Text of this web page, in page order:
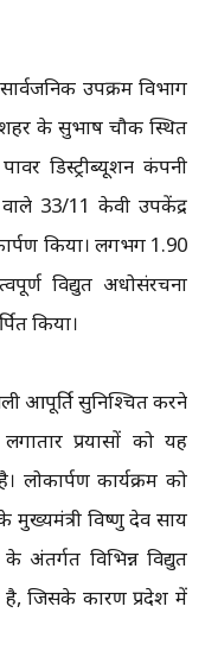
उपक्रम विभाग
के सुभाष चौक स्थित
डिस्ट्रीब्यूशन कंपनी
वाले 33/11 केवी उपकेंद्र
किया। लगभग 1.90
विद्युत अधोसंरचना
किया।
आपूर्ति सुनिश्चित करने
प्रयासों को यह
लोकार्पण कार्यक्रम को
मुख्यमंत्री विष्णु देव साय
अंतर्गत विभिन्न विद्युत
है, जिसके कारण प्रदेश में